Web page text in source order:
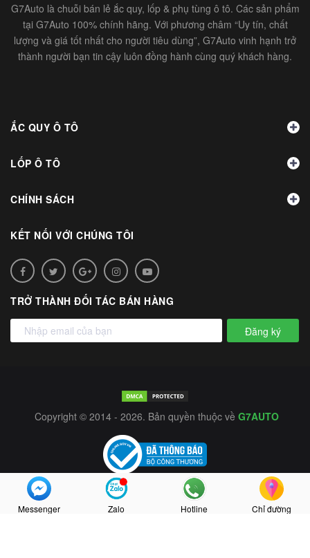
G7Auto là chuỗi bán lẻ ắc quy, lốp & phụ tùng ô tô. Các sản phẩm
tại G7Auto 100% chính hãng. Với phương châm “Uy tín, chất
lượng và giá tốt nhất cho người tiêu dùng”, G7Auto vinh hạnh trở
thành người bạn tin cậy luôn đồng hành cùng quý khách hàng.
ẮC QUY Ô TÔ
LỐP Ô TÔ
CHÍNH SÁCH
KẾT NỐI VỚI CHÚNG TÔI
TRỞ THÀNH ĐỐI TÁC BÁN HÀNG
Đăng ký
Copyright © 2014 - 2026. Bản quyền thuộc về G7AUTO
Messenger Zalo Hotline Chỉ đường